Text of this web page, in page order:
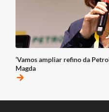
‘Vamos ampliar refino da
Magda
arrow_forward